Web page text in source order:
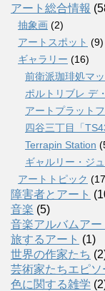
アート総合情報
抽象画 (2)
アートスポット (9)
ギャラリー (16)
前衛派珈琲処マ
ポルトリブレ デ
アートプラット
四谷三丁目「
Terrapin Station
ギャルリー・ジ
アートトピック
障害者とアート
音楽 (5)
音楽アルバムアー
旅するアート (1)
世界の作家たち
芸術家たちエピ
色に関する雑学